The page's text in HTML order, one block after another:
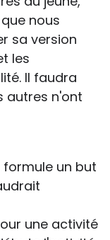
nous
sa version
les
Il faudra
autres n'ont
formule un but
une activité